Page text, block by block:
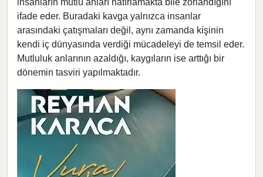
ifade eder. Buradaki kavga yalnızca insanlar
arasındaki çatışmaları değil, aynı zamanda kişinin
kendi iç dünyasında verdiği mücadeleyi de temsil eder.
Mutluluk anlarının azaldığı, kaygıların ise arttığı bir
dönemin tasviri yapılmaktadır.